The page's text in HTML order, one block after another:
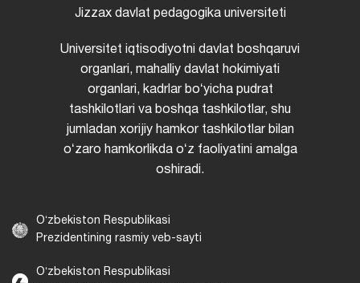
Jizzax davlat pedagogika universiteti
Universitet iqtisodiyotni davlat boshqaruvi
organlari, mahalliy davlat hokimiyati
organlari, kadrlar boʻyicha pudrat
tashkilotlari va boshqa tashkilotlar, shu
jumladan xorijiy hamkor tashkilotlar bilan
oʻzaro hamkorlikda oʻz faoliyatini amalga
oshiradi.
Oʻzbekiston Respublikasi
Prezidentining rasmiy veb-sayti
Oʻzbekiston Respublikasi